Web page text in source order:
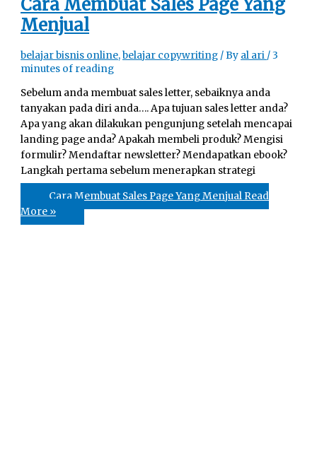
Cara Membuat Sales Page Yang
Menjual
belajar bisnis online, belajar copywriting/ By al ari/3
minutes of reading
Sebelum anda membuat sales letter, sebaiknya anda
tanyakan pada diri anda…. Apa tujuan sales letter anda?
Apa yang akan dilakukan pengunjung setelah mencapai
landing page anda? Apakah membeli produk? Mengisi
formulir? Mendaftar newsletter? Mendapatkan ebook?
Langkah pertama sebelum menerapkan strategi
Cara Membuat Sales Page Yang Menjual Read
More »